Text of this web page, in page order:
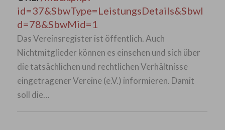
id=37&SbwType=LeistungsDetails&SbwI
d=78&SbwMid=1
Das Vereinsregister ist öffentlich. Auch
Nichtmitglieder können es einsehen und sich über
die tatsächlichen und rechtlichen Verhältnisse
eingetragener Vereine (e.V.) informieren. Damit
soll die…